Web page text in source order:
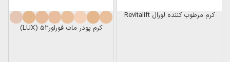
کرم مرطوب کننده لورال Revitalift
کرم پودر مات فوراور52 (LUX)